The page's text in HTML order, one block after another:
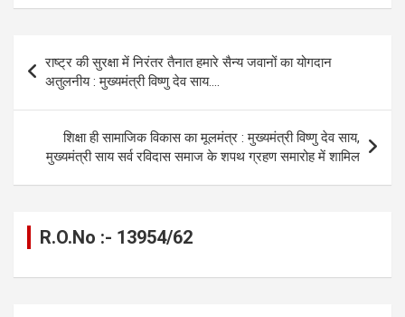
ce
o
o
k
se
g
er
at
s
A
p
p
e
gr
a
m
ail py
Li
n
k
ar
navigation
राष्ट्र की सुरक्षा में निरंतर तैनात हमारे सैन्य जवानों का योगदान
अतुलनीय : मुख्यमंत्री विष्णु देव साय….
शिक्षा ही सामाजिक विकास का मूलमंत्र : मुख्यमंत्री विष्णु देव साय,
मुख्यमंत्री साय सर्व रविदास समाज के शपथ ग्रहण समारोह में शामिल
R.O.No :- 13954/62